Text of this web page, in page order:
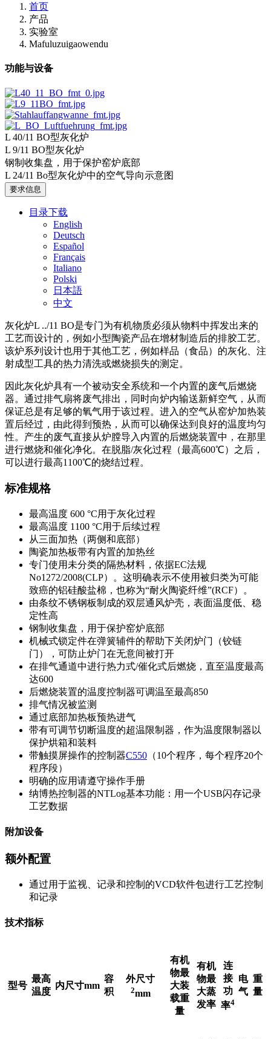
首页
产品
实验室
Mafuluzuigaowendu
功能与设备
L 40/11 BO型灰化炉
L 9/11 BO型灰化炉
钢制收集盘，用于保护窑炉底部
L 24/11 Bo型灰化炉中的空气导向示意图
要求信息
目录下载
English
Deutsch
Español
Français
Italiano
Polski
日本語
中文
灰化炉L ../11 BO是专门为有机物质必须从物料中挥发出来的
工艺而设计的，例如小型陶瓷产品在增材制造后的排胶工艺。
该炉系列设计也用于其他工艺，例如样品（食品）的灰化、注
射成型工具的热力清洗或燃烧损失的测定。
因此灰化炉具有一个被动安全系统和一个内置的废气后燃烧
器。通过排气扇将废气排出，同时向炉内输送新鲜空气，从而
保证总是有足够的氧气用于该过程。进入的空气从窑炉加热装
置后经过，由此得到预热，从而可以确保达到良好的温度均匀
性。产生的废气直接从炉膛导入内置的后燃烧装置中，在那里
进行燃烧和催化净化。在脱脂/灰化过程（最高600℃）之后，
可以进行最高1100℃的烧结过程。
标准规格
最高温度 600 °C用于灰化过程
最高温度 1100 °C用于后续过程
从三面加热（两侧和底部）
陶瓷加热板带有内置的加热丝
专门使用未分类的隔热材料，依据EC法规
No1272/2008(CLP）。这明确表示不使用被归类为可能
致癌的铝硅酸盐棉，也称为“耐火陶瓷纤维”(RCF）。
由条纹不锈钢板制成的双层通风炉壳，表面温度低、稳
定性高
钢制收集盘，用于保护窑炉底部
机械式锁定件在弹簧辅件的帮助下关闭炉门（铰链
门），可防止炉门在无意间被打开
在排气通道中进行热力式/催化式后燃烧，直至温度最高
达600
后燃烧装置的温度控制器可调温至最高850
排气情况被监测
通过底部加热板预热进气
带有可调节切断温度的超温限制器，作为温度限制器以
保护烘箱和装料
带触摸屏操作的控制器C550 （10个程序，每个程序20个
程序段）
明确的应用请遵守操作手册
纳博热控制器的NTLog基本功能：用一个USB闪存记录
工艺数据
附加设备
额外配置
通过用于监视、记录和控制的VCD软件包进行工艺控制
和记录
技术指标
型号
最高
温度
内尺寸mm
容
积
外尺寸
2mm
有机
物最
大装
载重
量
有机
物最
大蒸
发率
连
接
功
率4
电
气
重
量